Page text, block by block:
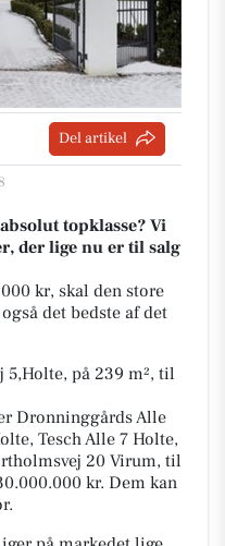
Del artikel
topklasse? Vi
der lige nu er til salg
kr, skal den store
det bedste af det
5,Holte, på 239 m², til
Dronninggårds Alle
Tesch Alle 7 Holte,
20 Virum, til
kr. Dem kan